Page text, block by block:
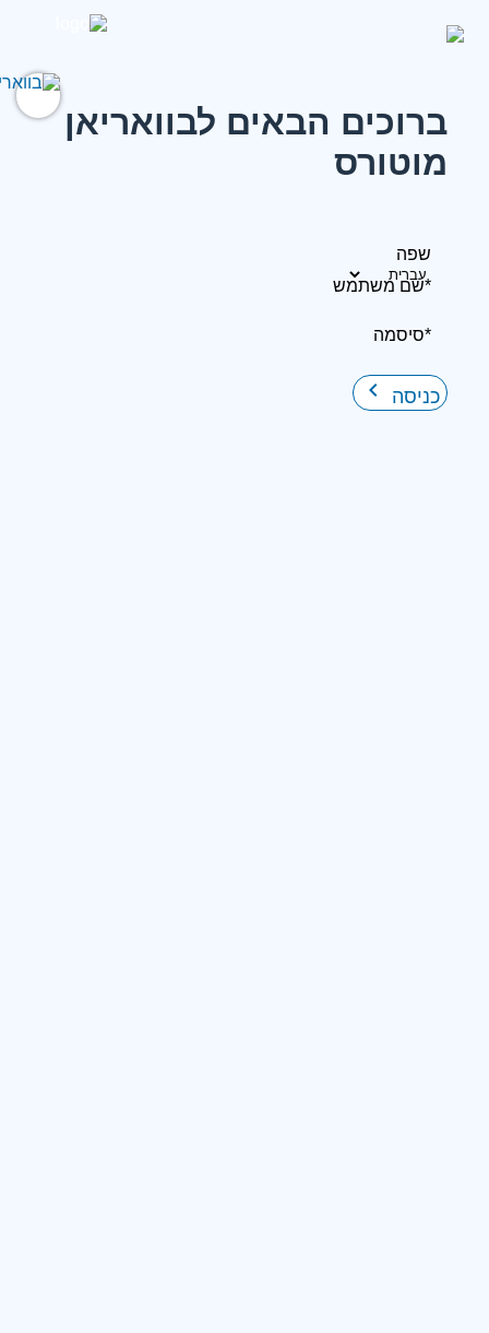
ברוכים הבאים לבוואריאן
מוטורס
שפה
*שם משתמש
*סיסמה
כניסה keyboard_arrow_right